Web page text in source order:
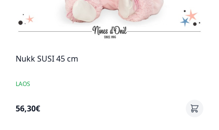
Nukk SUSI 45 cm
LAOS
56,30€